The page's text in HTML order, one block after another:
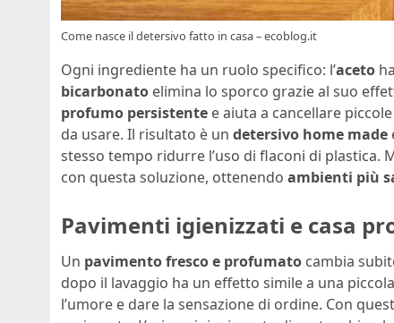
Come nasce il detersivo fatto in casa – ecoblog.it
Ogni ingrediente ha un ruolo specifico: l’aceto
bicarbonato elimina lo sporco grazie al suo
profumo persistente e aiuta a cancellare piccole
da usare. Il risultato è un detersivo home made
stesso tempo ridurre l’uso di flaconi di
con questa soluzione, ottenendo ambienti più
Pavimenti igienizzati e casa
Un pavimento fresco e profumato cambia
dopo il lavaggio ha un effetto simile a una piccola
l’umore e dare la sensazione di ordine. Con